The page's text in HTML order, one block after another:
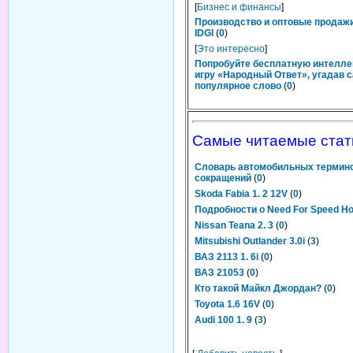
[Бизнес и финансы]
Производство и оптовые
IDGI (0)
[Это интересно]
Попробуйте бесплатную
игру «Народный Ответ», угадав
популярное слово (0)
Самые читаемые
Словарь автомобильных
сокращений (0)
Skoda Fabia 1. 2 12V (0)
Подробности о Need For Speed
Nissan Teana 2. 3 (0)
Mitsubishi Outlander 3.0i (3)
ВАЗ 2113 1. 6i (0)
ВАЗ 21053 (0)
Кто такой Майкл Джордан? (0)
Toyota 1.6 16V (0)
Audi 100 1. 9 (3)